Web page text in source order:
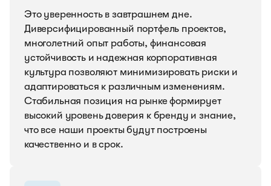
Это уверенность в завтрашнем дне.
Диверсифицированный портфель проектов,
многолетний опыт работы, финансовая
устойчивость и надежная корпоративная
культура позволяют минимизировать риски и
адаптироваться к различным изменениям.
Стабильная позиция на рынке формирует
высокий уровень доверия к бренду и знание,
что все наши проекты будут построены
качественно и в срок.